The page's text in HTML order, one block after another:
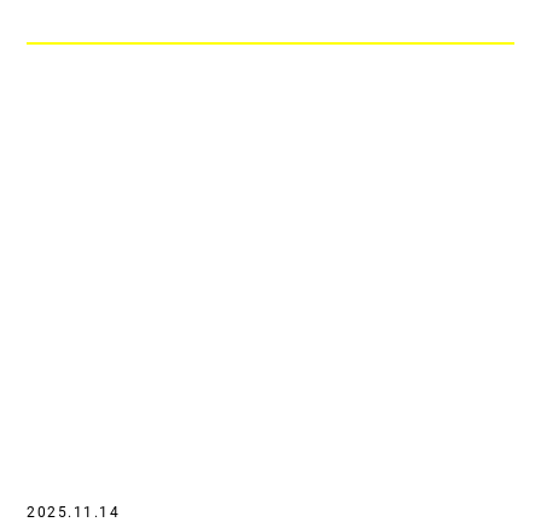
2025.11.14